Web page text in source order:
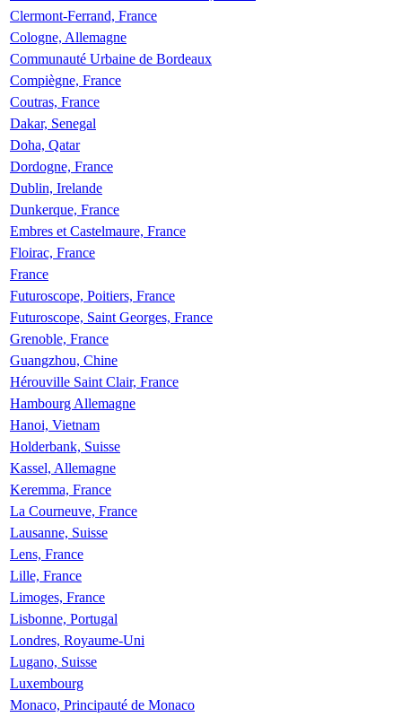
Clermont-Ferrand, France
Cologne, Allemagne
Communauté Urbaine de Bordeaux
Compiègne, France
Coutras, France
Dakar, Senegal
Doha, Qatar
Dordogne, France
Dublin, Irelande
Dunkerque, France
Embres et Castelmaure, France
Floirac, France
France
Futuroscope, Poitiers, France
Futuroscope, Saint Georges, France
Grenoble, France
Guangzhou, Chine
Hérouville Saint Clair, France
Hambourg Allemagne
Hanoi, Vietnam
Holderbank, Suisse
Kassel, Allemagne
Keremma, France
La Courneuve, France
Lausanne, Suisse
Lens, France
Lille, France
Limoges, France
Lisbonne, Portugal
Londres, Royaume-Uni
Lugano, Suisse
Luxembourg
Monaco, Principauté de Monaco